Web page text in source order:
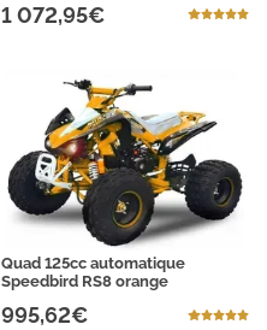
1 072,95€
Quad 125cc automatique
Speedbird RS8 orange
995,62€